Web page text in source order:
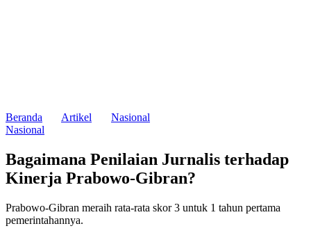
Beranda Artikel
Nasional
Nasional
Bagaimana Penilaian Jurnalis terhadap
Kinerja Prabowo-Gibran?
Prabowo-Gibran meraih rata-rata skor 3 untuk 1 tahun pertama
pemerintahannya.